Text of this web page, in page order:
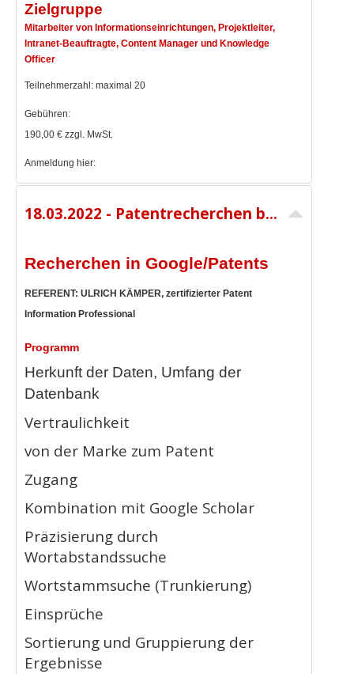
Zielgruppe
Mitarbeiter von Informationseinrichtungen, Projektleiter,
Intranet-Beauftragte, Content Manager und Knowledge
Officer
Teilnehmerzahl: maximal 20
Gebühren:
190,00 € zzgl. MwSt.
Anmeldung hier:
18.03.2022 - Patentrecherchen bei Google - 11:00 -12:00 Uhr - 20,00 € netto
Recherchen in Google/Patents
REFERENT: ULRICH KÄMPER, zertifizierter Patent
Information Professional
Programm
Herkunft der Daten, Umfang der
Datenbank
Vertraulichkeit
von der Marke zum Patent
Zugang
Kombination mit Google Scholar
Präzisierung durch
Wortabstandssuche
Wortstammsuche (Trunkierung)
Einsprüche
Sortierung und Gruppierung der
Ergebnisse